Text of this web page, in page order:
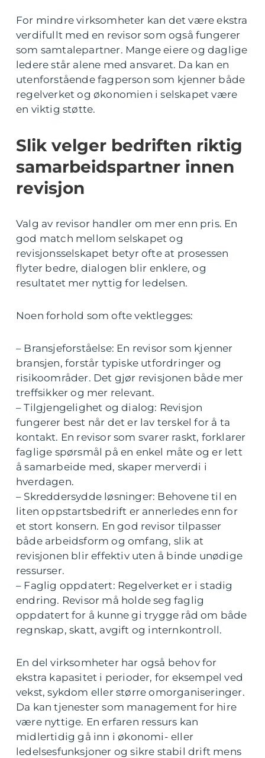
For mindre virksomheter kan det være ekstra
verdifullt med en revisor som også fungerer
som samtalepartner. Mange eiere og daglige
ledere står alene med ansvaret. Da kan en
utenforstående fagperson som kjenner både
regelverket og økonomien i selskapet være
en viktig støtte.
Slik velger bedriften riktig
samarbeidspartner innen
revisjon
Valg av revisor handler om mer enn pris. En
god match mellom selskapet og
revisjonsselskapet betyr ofte at prosessen
flyter bedre, dialogen blir enklere, og
resultatet mer nyttig for ledelsen.
Noen forhold som ofte vektlegges:
– Bransjeforståelse: En revisor som kjenner
bransjen, forstår typiske utfordringer og
risikoområder. Det gjør revisjonen både mer
treffsikker og mer relevant.
– Tilgjengelighet og dialog: Revisjon
fungerer best når det er lav terskel for å ta
kontakt. En revisor som svarer raskt, forklarer
faglige spørsmål på en enkel måte og er lett
å samarbeide med, skaper merverdi i
hverdagen.
– Skreddersydde løsninger: Behovene til en
liten oppstartsbedrift er annerledes enn for
et stort konsern. En god revisor tilpasser
både arbeidsform og omfang, slik at
revisjonen blir effektiv uten å binde unødige
ressurser.
– Faglig oppdatert: Regelverket er i stadig
endring. Revisor må holde seg faglig
oppdatert for å kunne gi trygge råd om både
regnskap, skatt, avgift og internkontroll.
En del virksomheter har også behov for
ekstra kapasitet i perioder, for eksempel ved
vekst, sykdom eller større omorganiseringer.
Da kan tjenester som management for hire
være nyttige. En erfaren ressurs kan
midlertidig gå inn i økonomi- eller
ledelsesfunksjoner og sikre stabil drift mens